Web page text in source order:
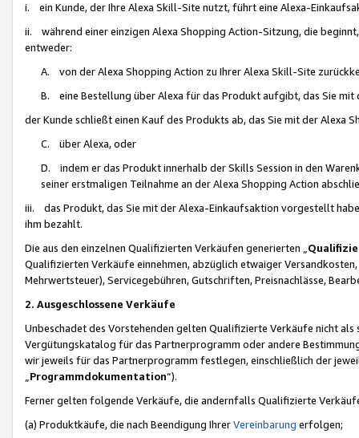
i. ein Kunde, der Ihre Alexa Skill-Site nutzt, führt eine Alexa-
ii. während einer einzigen Alexa Shopping Action-Sitzung, die
entweder:
A. von der Alexa Shopping Action zu Ihrer Alexa Skill-Site
B. eine Bestellung über Alexa für das Produkt aufgibt, das Sie mit
der Kunde schließt einen Kauf des Produkts ab, das Sie mit der Alexa
C. über Alexa, oder
D. indem er das Produkt innerhalb der Skills Session in den
seiner erstmaligen Teilnahme an der Alexa Shopping Action
iii. das Produkt, das Sie mit der Alexa-Einkaufsaktion vorgestellt
ihm bezahlt.
Die aus den einzelnen Qualifizierten Verkäufen generierten „
Qualifizierten Verkäufe einnehmen, abzüglich etwaiger
Mehrwertsteuer), Servicegebühren, Gutschriften, Preisnachlässe,
2. Ausgeschlossene Verkäufe
Unbeschadet des Vorstehenden gelten Qualifizierte Verkäufe nicht
Vergütungskatalog für das Partnerprogramm oder andere
wir jeweils für das Partnerprogramm festlegen, einschließlich der
Programmdokumentation“).
Ferner gelten folgende Verkäufe, die andernfalls Qualifizierte
(a) Produktkäufe, die nach Beendigung IhrerVereinbarung erfolgen;